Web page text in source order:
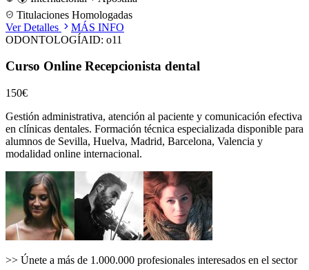
Titulaciones Homologadas
Ver Detalles
MÁS INFO
ODONTOLOGÍAID: o11
Curso Online Recepcionista dental
150€
Gestión administrativa, atención al paciente y comunicación efectiva
en clínicas dentales. Formación técnica especializada disponible para
alumnos de Sevilla, Huelva, Madrid, Barcelona, Valencia y
modalidad online internacional.
>> Únete a más de 1.000.000 profesionales interesados en el sector